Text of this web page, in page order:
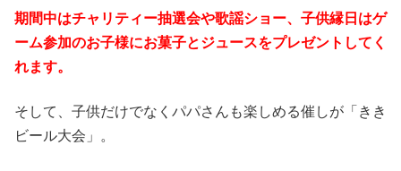
期間中はチャリティー抽選会や歌謡ショー、子供縁日はゲ
ーム参加のお子様にお菓子とジュースをプレゼントしてく
れます。
そして、子供だけでなくパパさんも楽しめる催しが「きき
ビール大会」。